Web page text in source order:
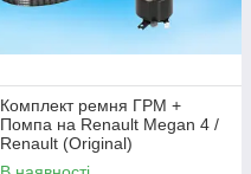
Комплект ремня ГРМ +
Помпа на Renault Megan 4 /
Renault (Original)
119A07049R